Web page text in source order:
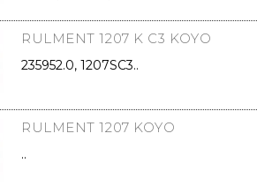
RULMENT 1207 K C3 KOYO
235952.0, 1207SC3..
RULMENT 1207 KOYO
..